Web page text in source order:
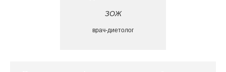
ЗОЖ
врач-диетолог